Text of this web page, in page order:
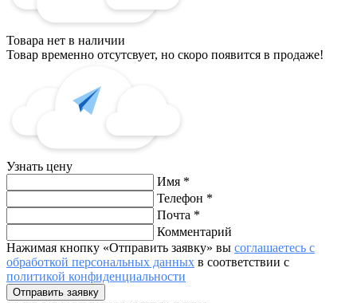
Товара нет в наличии
Товар временно отсутсвует, но скоро появится в продаже!
Узнать цену
Имя *
Телефон *
Почта *
Комментарий
Нажимая кнопку «Отправить заявку» вы соглашаетесь с
обработкой персональных данных в соответствии с
политикой конфиденциальности